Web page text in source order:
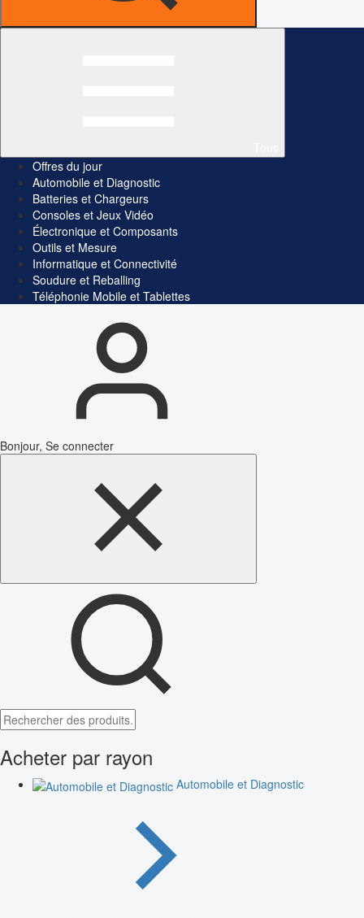
Offres du jour
Automobile et Diagnostic
Batteries et Chargeurs
Consoles et Jeux Vidéo
Électronique et Composants
Outils et Mesure
Informatique et Connectivité
Soudure et Reballing
Téléphonie Mobile et Tablettes
Bonjour, Se connecter
Acheter par rayon
Automobile et Diagnostic